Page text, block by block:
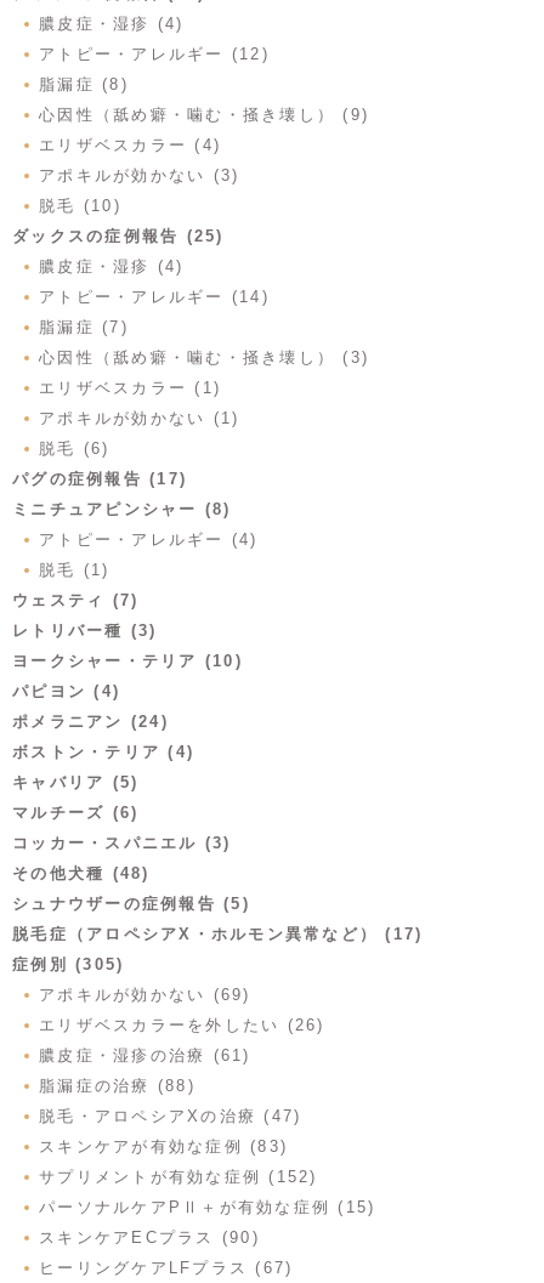
膿皮症・湿疹 (4)
アトピー・アレルギー (12)
脂漏症 (8)
心因性（舐め癖・噛む・掻き壊し） (9)
エリザベスカラー (4)
アポキルが効かない (3)
脱毛 (10)
ダックスの症例報告 (25)
膿皮症・湿疹 (4)
アトピー・アレルギー (14)
脂漏症 (7)
心因性（舐め癖・噛む・掻き壊し） (3)
エリザベスカラー (1)
アポキルが効かない (1)
脱毛 (6)
パグの症例報告 (17)
ミニチュアピンシャー (8)
アトピー・アレルギー (4)
脱毛 (1)
ウェスティ (7)
レトリバー種 (3)
ヨークシャー・テリア (10)
パピヨン (4)
ポメラニアン (24)
ボストン・テリア (4)
キャバリア (5)
マルチーズ (6)
コッカー・スパニエル (3)
その他犬種 (48)
シュナウザーの症例報告 (5)
脱毛症（アロペシアX・ホルモン異常など） (17)
症例別 (305)
アポキルが効かない (69)
エリザベスカラーを外したい (26)
膿皮症・湿疹の治療 (61)
脂漏症の治療 (88)
脱毛・アロペシアXの治療 (47)
スキンケアが有効な症例 (83)
サプリメントが有効な症例 (152)
パーソナルケアPⅡ＋が有効な症例 (15)
スキンケアECプラス (90)
ヒーリングケアLFプラス (67)